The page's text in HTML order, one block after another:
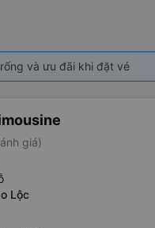
và ưu đãi khi đặt vé
giá)
Lộc